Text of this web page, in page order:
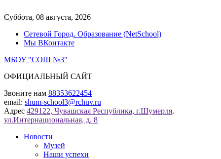
к
Суббота, 08 августа, 2026
Сетевой Город. Образование (NetSchool)
Мы ВКонтакте
МБОУ "СОШ №3"
ОФИЦИАЛЬНЫЙ САЙТ
Звоните нам 88353622454
email: shum-school3@rchuv.ru
Адрес 429122, Чувашская Республика, г.Шумерля,
ул.Интернациональная, д. 8
Новости
Музей
Наши успехи